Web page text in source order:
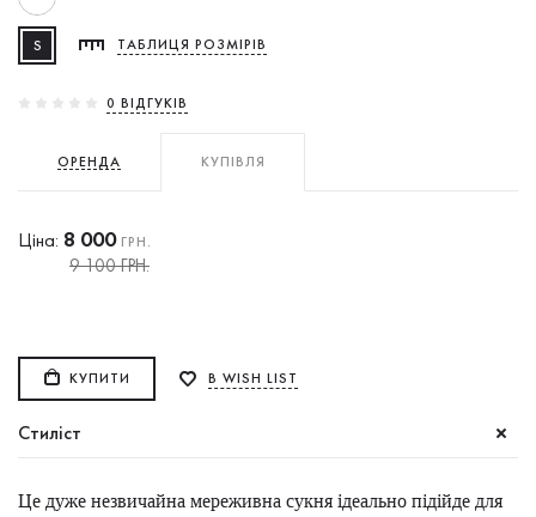
S ТАБЛИЦЯ РОЗМІРІВ
0 ВIДГУКIВ
ОРЕНДА КУПІВЛЯ
Ціна: 8 000ГРН.
9 100 ГРН.
КУПИТИ В WISH LIST
Стиліст
Це дуже незвичайна мереживна сукня ідеально підійде для